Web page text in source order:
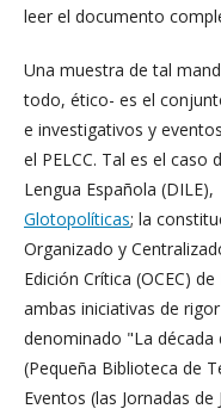
leer el documento
Una muestra de tal
todo, ético- es el
e investigativos y
el PELCC. Tal es el
Lengua Española
Glotopolíticas; la
Organizado y
Edición Crítica (OCEC)
ambas iniciativas de
denominado "La década
(Pequeña Biblioteca de
Eventos (las Jornadas